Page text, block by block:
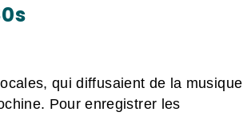
qui diffusaient de la musique
Pour enregistrer les